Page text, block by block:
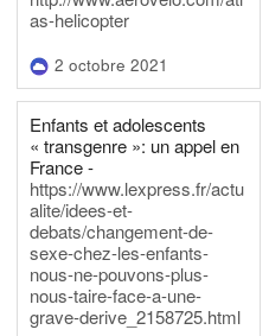
as-helicopter
2 octobre 2021
Enfants et adolescents
« transgenre »: un appel en
France -
https://www.lexpress.fr/actu
alite/idees-et-
debats/changement-de-
sexe-chez-les-enfants-
nous-ne-pouvons-plus-
nous-taire-face-a-une-
grave-derive_2158725.html